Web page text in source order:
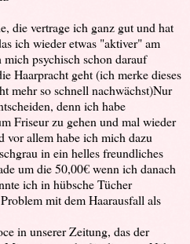
die vertrage ich ganz gut und hat
ich wieder etwas "aktiver" am
psychisch schon darauf
Haarpracht geht (ich merke dieses
mehr so schnell nachwächst)Nur
denn ich habe
Friseur zu gehen und mal wieder
vor allem habe ich mich dazu
in ein helles freundliches
um die 50,00€ wenn ich danach
ich in hübsche Tücher
mit dem Haarausfall als
in unserer Zeitung, das der